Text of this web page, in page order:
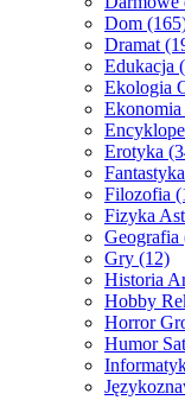
Dom
Dramat
Edukacja
Ekologia
Erotyka
Fantastyka
Filozofia
Fizyka
Geografia
Gry (12)
Historia
Hobby
Horror
Humor